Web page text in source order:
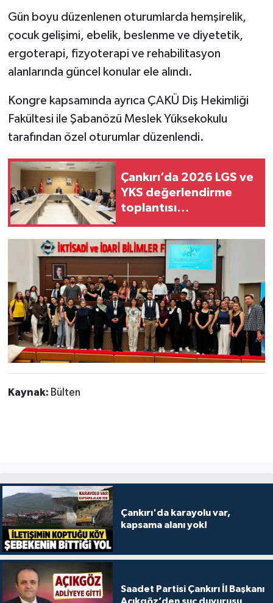
Gün boyu düzenlenen oturumlarda hemşirelik,
çocuk gelişimi, ebelik, beslenme ve diyetetik,
ergoterapi, fizyoterapi ve rehabilitasyon
alanlarında güncel konular ele alındı.
Kongre kapsamında ayrıca ÇAKÜ Diş Hekimliği
Fakültesi ile Şabanözü Meslek Yüksekokulu
tarafından özel oturumlar düzenlendi.
Çankırı’da 2026 LGS ve
YKS değerlendirme
toplantısı
Kaynak: Bülten
Çankırı'da karayolu var,
kapsama alanı yok!
Saadet Partisi Çankırı İl Başkanı